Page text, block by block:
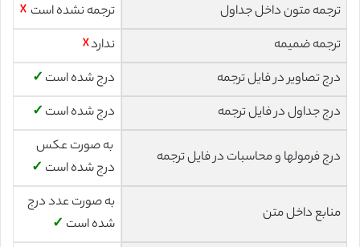
ترجمه متون داخل جداول
ترجمه نشده است ☓
ترجمه ضمیمه
ندارد☓
درج تصاویر در فایل ترجمه
درج شده است ✓
درج جداول در فایل ترجمه
درج شده است ✓
درج فرمولها و محاسبات در فایل ترجمه
به صورت عکس
درج شده است ✓
منابع داخل متن
به صورت عدد درج
شده است ✓